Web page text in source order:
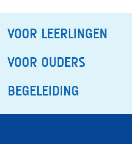
MAATSCHAPPELIJKE STAGE – KLAS 4
LEERLINGENCLUBS
MEDIATHEEK
BIJLES EN HUISWERKBEGELEIDING
VOOR LEERLINGEN
VOOR OUDERS
BEGELEIDING